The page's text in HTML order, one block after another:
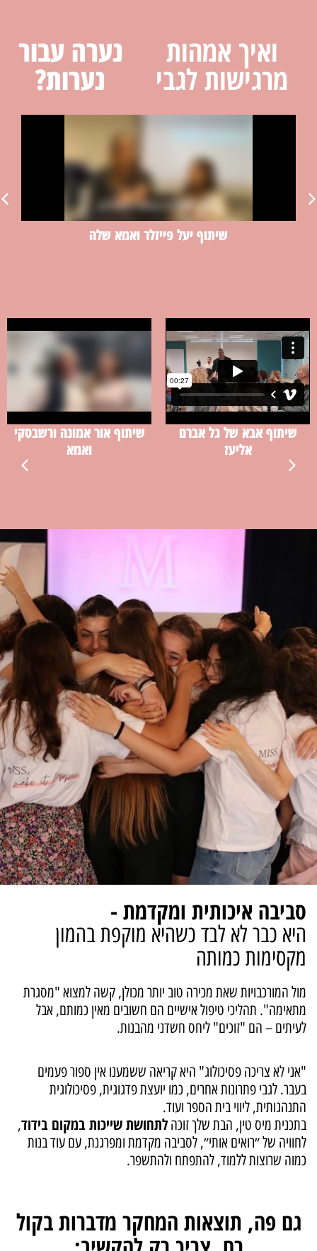
שיתוף יעל פייזלר ואמא שלה
ואיך אמהות
מרגישות לגבי
נערה עבור
נערות?
שיתוף אבא של גל אברם
אליעז
שיתוף אור אמונה ורשבסקי
ואמא
סביבה איכותית ומקדמת -
היא כבר לא לבד כשהיא מוקפת בהמון
מקסימות כמותה
מול המורכבויות שאת מכירה טוב יותר מכולן, קשה למצוא "מסגרת
מתאימה". תהליכי טיפול אישיים הם חשובים מאין כמותם, אבל
לעיתים – הם "זוכים" ליחס חשדני מהבנות.
"אני לא צריכה פסיכולוג" היא קריאה ששמענו אין ספור פעמים
בעבר. לגבי פתרונות אחרים, כמו יועצת פדגוגית, פסיכולוגית
התנהגותית, ליווי בית הספר ועוד.
בתכנית מיס טין, הבת שלך זוכה לתחושת שייכות במקום בידוד,
לחוויה של ״רואים אותי״, לסביבה מקדמת ומפרגנת, עם עוד בנות
כמוה שרוצות ללמוד, להתפתח ולהתשפר.
גם פה, תוצאות המחקר מדברות בקול